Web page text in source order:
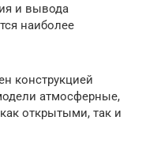
и вывода
наиболее
конструкцией
атмосферные,
открытыми, так и